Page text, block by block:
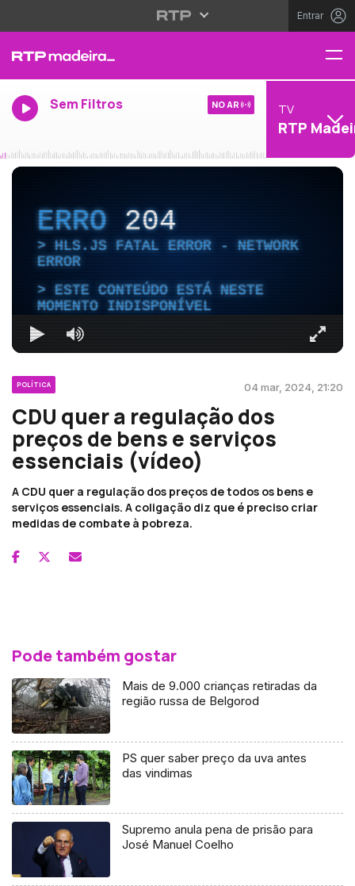
Entrar
Sem Filtros NO AR TV
RTP
ERRO204
HLS.JS FATAL ERROR - NETWORK
ERROR
ESTE CONTEÚDO ESTÁ NESTE
MOMENTO INDISPONÍVEL
POLÍTICA 04 mar, 2024, 21:20
CDU quer a regulação dos
preços de bens e serviços
essenciais (vídeo)
A CDU quer a regulação dos preços de todos os bens e
serviços essenciais. A coligação diz que é preciso criar
medidas de combate à pobreza.
Pode também gostar
Mais de 9.000 crianças retiradas da
região russa de Belgorod
PS quer saber preço da uva antes
das vindimas
Supremo anula pena de prisão para
José Manuel Coelho